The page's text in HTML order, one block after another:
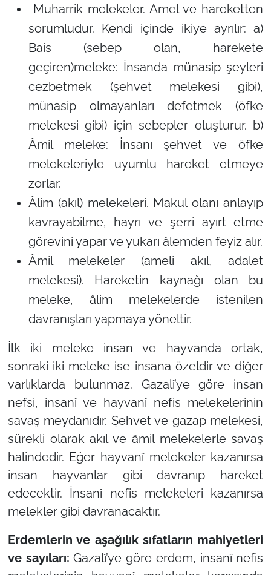
Muharrik melekeler. Amel ve hareketten
sorumludur. Kendi içinde ikiye ayrılır: a)
Bais (sebep olan, harekete
geçiren)meleke: İnsanda münasip şeyleri
cezbetmek (şehvet melekesi gibi),
münasip olmayanları defetmek (öfke
melekesi gibi) için sebepler oluşturur. b)
Âmil meleke: İnsanı şehvet ve öfke
melekeleriyle uyumlu hareket etmeye
zorlar.
Âlim (akıl) melekeleri. Makul olanı anlayıp
kavrayabilme, hayrı ve şerri ayırt etme
görevini yapar ve yukarı âlemden feyiz alır.
Âmil melekeler (ameli akıl, adalet
melekesi). Hareketin kaynağı olan bu
meleke, âlim melekelerde istenilen
davranışları yapmaya yöneltir.
İlk iki meleke insan ve hayvanda ortak,
sonraki iki meleke ise insana özeldir ve diğer
varlıklarda bulunmaz. Gazalî’ye göre insan
nefsi, insanî ve hayvanî nefis melekelerinin
savaş meydanıdır. Şehvet ve gazap melekesi,
sürekli olarak akıl ve âmil melekelerle savaş
halindedir. Eğer hayvanî melekeler kazanırsa
insan hayvanlar gibi davranıp hareket
edecektir. İnsanî nefis melekeleri kazanırsa
melekler gibi davranacaktır.
Erdemlerin ve aşağılık sıfatların mahiyetleri
ve sayıları:Gazalî’ye göre erdem, insanî nefis